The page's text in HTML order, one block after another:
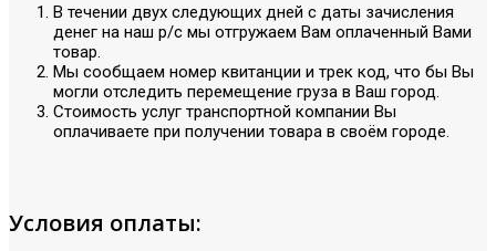
В течении двух следующих дней с даты зачисления
денег на наш р/с мы отгружаем Вам оплаченный Вами
товар.
Мы сообщаем номер квитанции и трек код, что бы Вы
могли отследить перемещение груза в Ваш город.
Стоимость услуг транспортной компании Вы
оплачиваете при получении товара в своём городе.
Условия оплаты: